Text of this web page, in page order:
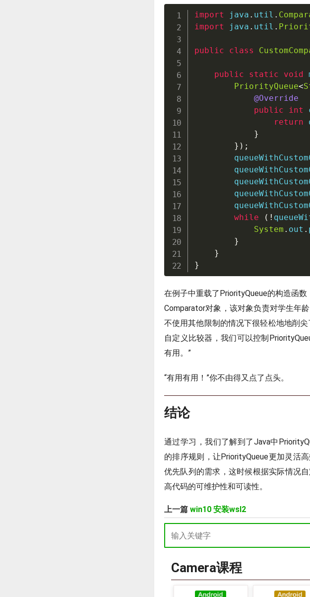
import java . util .
import
java . util .
public class
public static void
PriorityQueue<
@Override
public
int
return
}
} ) ;
while
( !
System . out .
}
}
}
在例子中重载了PriorityQueue的构造函
Comparator对象，该对象负责对学生年
不使用其他限制的情况下很轻松地地削
自定义比较器，我们可以控制
有用。”
“有用有用！”你不由得又点了点头。
结论
通过学习，我们了解到了Java中
的排序规则，让PriorityQueue更加灵活
优先队列的需求，这时候根据实际情况
高代码的可维护性和可读性。
上一篇 win10 安装wsl2
Camera课程